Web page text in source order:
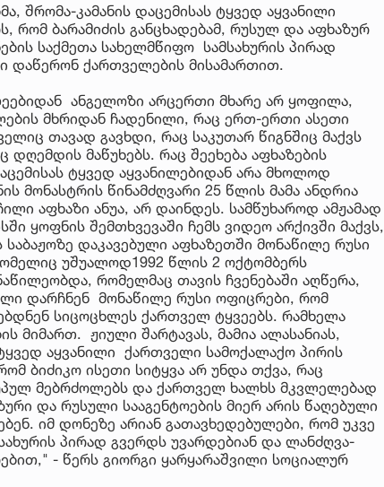
შრომა-კამანის დაცემისას ტყვედ აყვანილი
რომ ბარამიძის განცხადებამ, რუსულ და აფხაზურ
საქმეთა სახელმწიფო სამსახურის პირად
დაწერონ ქართველების მისამართით.
ანგელოზი არცერთი მხარე არ ყოფილა,
მხრიდან ჩადენილი, რაც ერთ-ერთი ასეთი
თავად გავხდი, რაც საკუთარ წიგნშიც მაქვს
მაწუხებს. რაც შეეხება აფხაზების
ტყვედ აყვანილებიდან არა მხოლოდ
მონასტრის წინამძღვარი 25 წლის მამა ანდრია
აფხაზი ანუა, არ დაინდეს. სამწუხაროდ ამჟამად
ყოფნის შემთხვევაში ჩემს ვიდეო არქივში მაქვს,
საბაჟოზე დაკავებული აფხაზეთში მონაწილე რუსი
უშუალოდ1992 წლის 2 ოქტომბერს
რომელმაც თავის ჩვენებაში აღწერა,
დარჩნენ მონაწილე რუსი ოფიცრები, რომ
სიცოცხლეს ქართველ ტყვეებს. რამხელა
მიმართ. ჟიული შარტავას, მამია ალასანიას,
აყვანილი ქართველი სამოქალაქო პირის
ბიძიკო ისეთი სიტყვა არ უნდა თქვა, რაც
მებრძოლებს და ქართველ ხალხს მკვლელებად
და რუსული სააგენტოების მიერ არის წაღებული
იმ დონეზე არიან გათავხედებულები, რომ უკვე
პირად გვერდს უვარდებიან და ლანძღვა-
- წერს გიორგი ყარყარაშვილი სოციალურ